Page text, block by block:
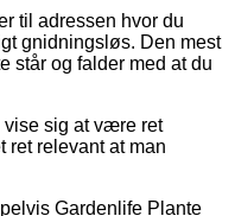
til adressen hvor du
gnidningsløs. Den mest
står og falder med at du
vise sig at være ret
ret relevant at man
Gardenlife Plante